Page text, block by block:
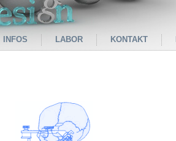
INFOS LABOR KONTAKT